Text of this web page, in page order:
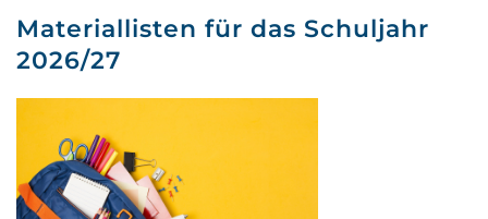
Materiallisten für das Schuljahr
2026/27